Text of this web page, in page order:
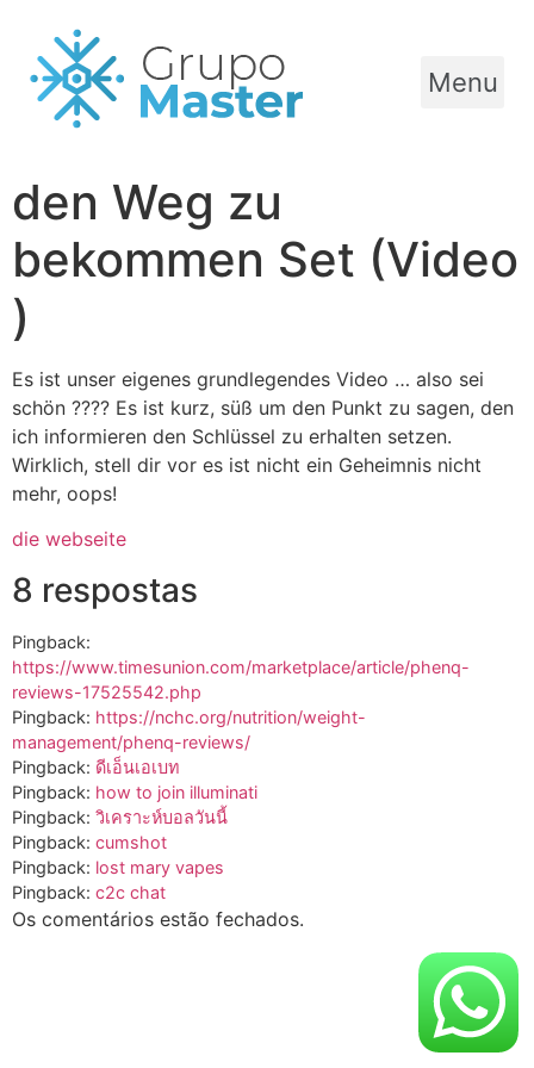
Menu
den Weg zu
bekommen Set (Video
)
Es ist unser eigenes grundlegendes Video … also sei
schön ???? Es ist kurz, süß um den Punkt zu sagen, den
ich informieren den Schlüssel zu erhalten setzen.
Wirklich, stell dir vor es ist nicht ein Geheimnis nicht
mehr, oops!
die webseite
8 respostas
Pingback:
https://www.timesunion.com/marketplace/article/phenq-
reviews-17525542.php
Pingback: https://nchc.org/nutrition/weight-
management/phenq-reviews/
Pingback: ดีเอ็นเอเบท
Pingback: how to join illuminati
Pingback: วิเคราะห์บอลวันนี้
Pingback: cumshot
Pingback: lost mary vapes
Pingback: c2c chat
Os comentários estão fechados.